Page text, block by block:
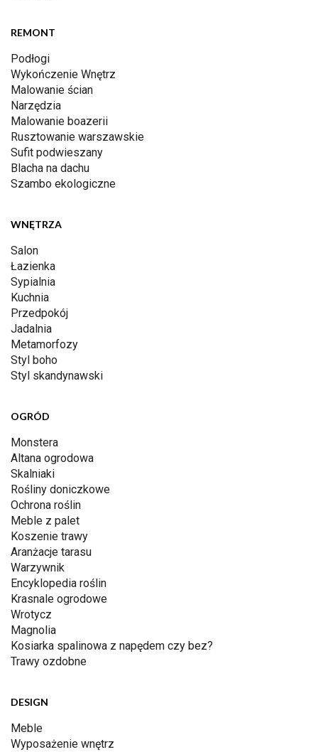
REMONT
Podłogi
Wykończenie Wnętrz
Malowanie ścian
Narzędzia
Malowanie boazerii
Rusztowanie warszawskie
Sufit podwieszany
Blacha na dachu
Szambo ekologiczne
WNĘTRZA
Salon
Łazienka
Sypialnia
Kuchnia
Przedpokój
Jadalnia
Metamorfozy
Styl boho
Styl skandynawski
OGRÓD
Monstera
Altana ogrodowa
Skalniaki
Rośliny doniczkowe
Ochrona roślin
Meble z palet
Koszenie trawy
Aranżacje tarasu
Warzywnik
Encyklopedia roślin
Krasnale ogrodowe
Wrotycz
Magnolia
Kosiarka spalinowa z napędem czy bez?
Trawy ozdobne
DESIGN
Meble
Wyposażenie wnętrz